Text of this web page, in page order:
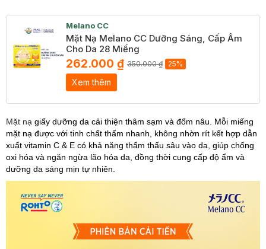
Melano CC
Mặt Nạ Melano CC Dưỡng Sáng, Cấp Ẩm
Cho Da 28 Miếng
262.000 ₫ 350.000 ₫ 25%
Xem thêm
Mặt nạ giấy dưỡng da cải thiện thâm sạm và đốm nâu . Mỗi miếng
mặt nạ được với tinh chất thấm nhanh, không nhờn rít kết hợp dẫn
xuất vitamin C & E có khả năng thẩm thấu sâu vào da, giúp chống
oxi hóa và ngăn ngừa lão hóa da, đồng thời cung cấp độ ẩm và
dưỡng da sáng mịn tự nhiên.